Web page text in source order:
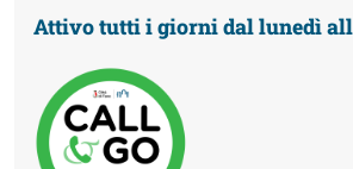
Attivo tutti i giorni dal lunedì